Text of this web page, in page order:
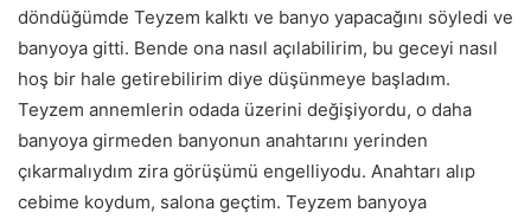
döndüğümde Teyzem kalktı ve banyo yapacağını söyledi ve
banyoya gitti. Bende ona nasıl açılabilirim, bu geceyi nasıl
hoş bir hale getirebilirim diye düşünmeye başladım.
Teyzem annemlerin odada üzerini değişiyordu, o daha
banyoya girmeden banyonun anahtarını yerinden
çıkarmalıydım zira görüşümü engelliyodu. Anahtarı alıp
cebime koydum, salona geçtim. Teyzem banyoya